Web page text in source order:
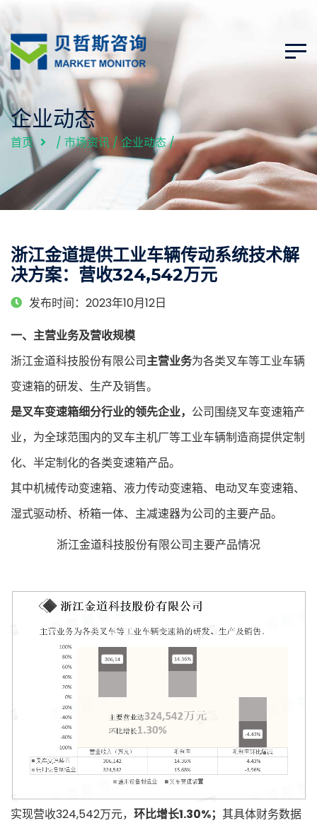
企业动态
首页 / 市场资讯/企业动态/
浙江金道提供工业车辆传动系统技术解
决方案：营收324,542万元
发布时间：2023年10月12日
一、主营业务及营收规模
浙江金道科技股份有限公司主营业务为各类叉车等工业车辆
变速箱的研发、生产及销售。
是叉车变速箱细分行业的领先企业， 公司围绕叉车变速箱产
业，为全球范围内的叉车主机厂等工业车辆制造商提供定制
化、半定制化的各类变速箱产品。
其中机械传动变速箱、液力传动变速箱、电动叉车变速箱、
湿式驱动桥、桥箱一体、主减速器为公司的主要产品。
浙江金道科技股份有限公司主要产品情况
实现营收324,542万元， 环比增长1.30%； 其具体财务数据